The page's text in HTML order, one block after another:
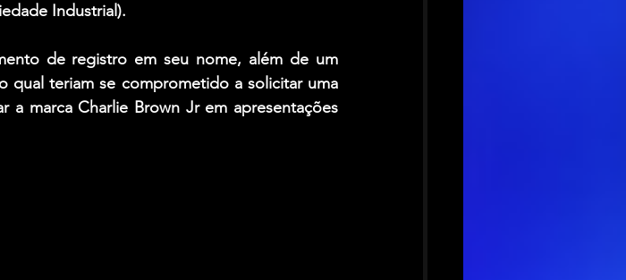
Industrial).
de registro em seu nome, além de um
qual teriam se comprometido a solicitar uma
a marca Charlie Brown Jr em apresentações